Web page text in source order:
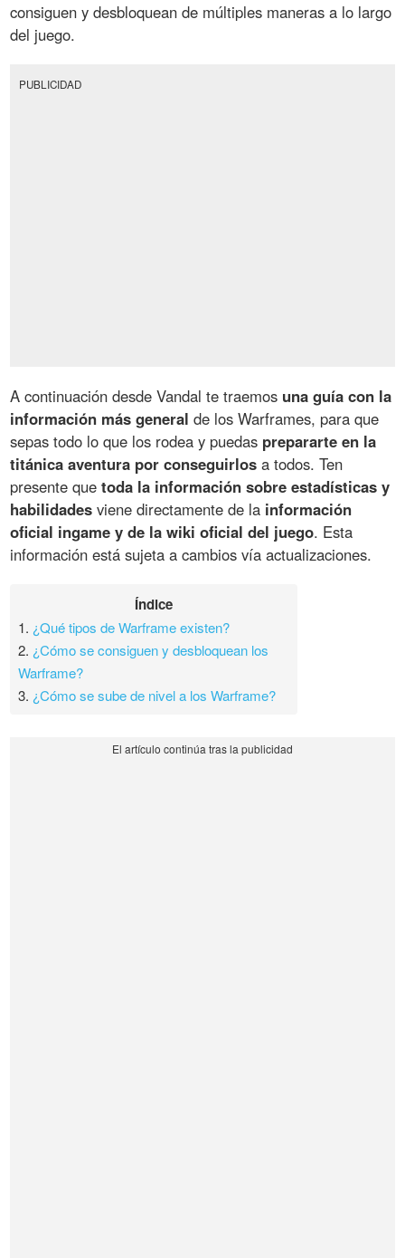
consiguen y desbloquean de múltiples maneras a lo largo
del juego.
PUBLICIDAD
A continuación desde Vandal te traemos una guía con la
información más general de los Warframes, para que
sepas todo lo que los rodea y puedas prepararte en la
titánica aventura por conseguirlos a todos. Ten
presente quetoda la información sobre estadísticas y
habilidades viene directamente de la información
oficial ingame y de la wiki oficial del juego. Esta
información está sujeta a cambios vía actualizaciones.
Índice
1. ¿Qué tipos de Warframe existen?
2. ¿Cómo se consiguen y desbloquean los
Warframe?
3. ¿Cómo se sube de nivel a los Warframe?